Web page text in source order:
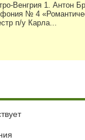
Венгрия 1. Антон
№ 4
п/у Карла...